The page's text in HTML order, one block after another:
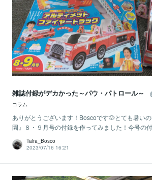
雑誌付録がデカかった～パウ・パトロール～
コラム
ありがとうございます！Boscoです🐶とても暑い
園』８・９月号の付録を作ってみました！今号の
Taira_Bosco
2023/07/16 16:21